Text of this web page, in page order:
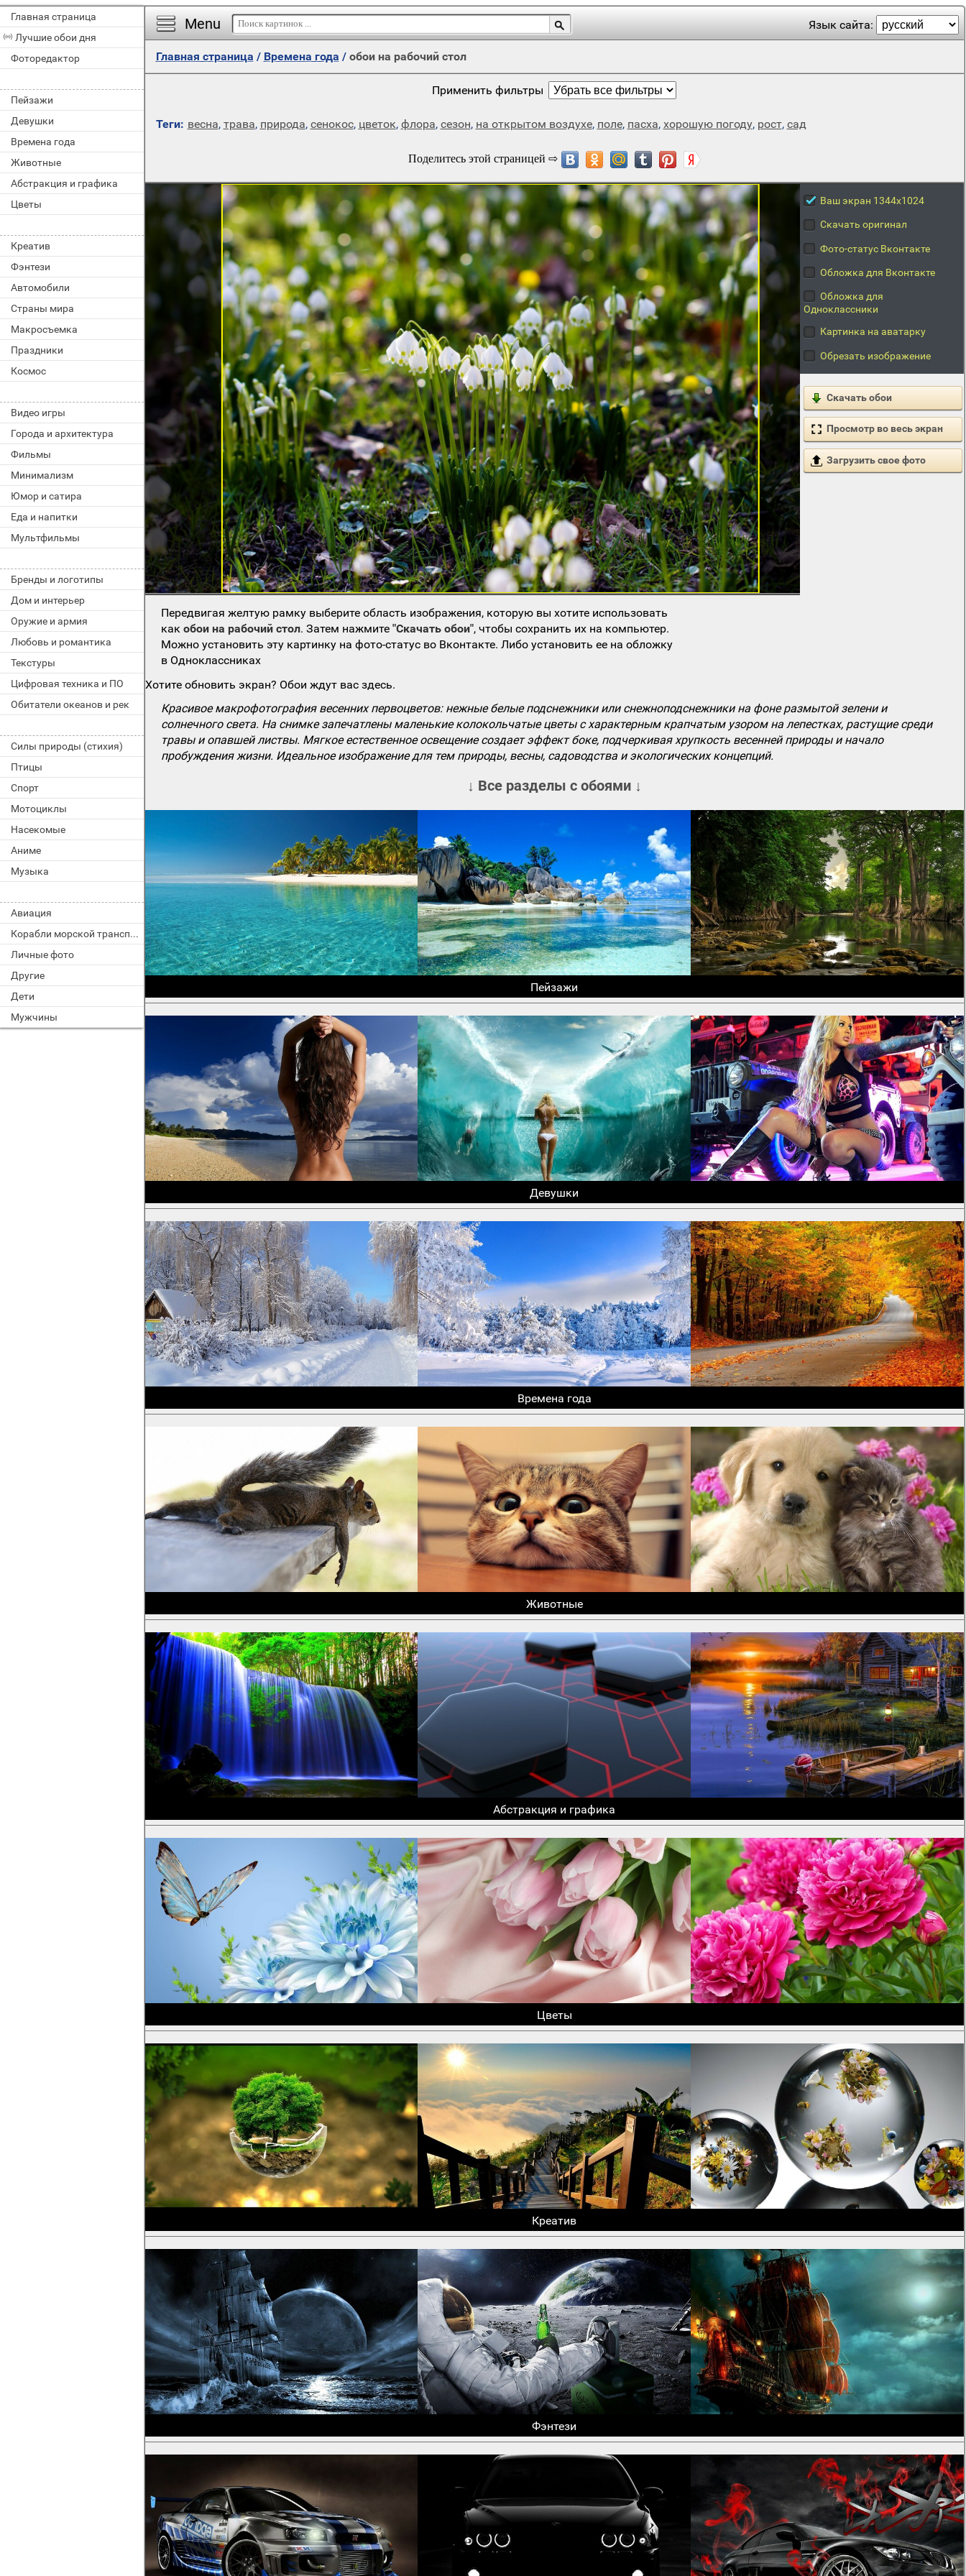
Главная страница
Лучшие обои дня
Фоторедактор
Пейзажи
Девушки
Времена года
Животные
Абстракция и графика
Цветы
Креатив
Фэнтези
Автомобили
Страны мира
Макросъемка
Праздники
Космос
Видео игры
Города и архитектура
Фильмы
Минимализм
Юмор и сатира
Еда и напитки
Мультфильмы
Бренды и логотипы
Дом и интерьер
Оружие и армия
Любовь и романтика
Текстуры
Цифровая техника и ПО
Обитатели океанов и рек
Силы природы (стихия)
Птицы
Спорт
Мотоциклы
Насекомые
Аниме
Музыка
Авиация
Корабли морской транспорт
Личные фото
Другие
Дети
Мужчины
Menu Язык сайта:
Главная страница / Времена года / обои на рабочий стол
Применить фильтры
Теги: весна, трава, природа, сенокос, цветок, флора, сезон, на открытом воздухе, поле, пасха, хорошую погоду, рост, сад
Ваш экран 1344x1024
Скачать оригинал
Фото-статус Вконтакте
Обложка для Вконтакте
Обложка для
Одноклассники
Картинка на аватарку
Обрезать изображение
Скачать обои
Просмотр во весь экран
Загрузить свое фото
Передвигая желтую рамку выберите область изображения, которую вы хотите использовать
какобои на рабочий стол. Затем нажмите"Скачать обои", чтобы сохранить их на компьютер.
Можно установить эту картинку на фото-статус во Вконтакте. Либо установить ее на обложку
в Одноклассниках
Хотите обновить экран? Обои ждут вас здесь.
Красивое макрофотография весенних первоцветов: нежные белые подснежники или снежноподснежники на фоне размытой зелени и
солнечного света. На снимке запечатлены маленькие колокольчатые цветы с характерным крапчатым узором на лепестках, растущие среди
травы и опавшей листвы. Мягкое естественное освещение создает эффект боке, подчеркивая хрупкость весенней природы и начало
пробуждения жизни. Идеальное изображение для тем природы, весны, садоводства и экологических концепций.
↓ Все разделы с обоями ↓
Пейзажи
Девушки
Времена года
Животные
Абстракция и графика
Цветы
Креатив
Фэнтези